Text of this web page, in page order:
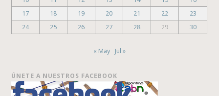
17
18 19 20 21 22
23
24
25 26 27 28 29 30
« May Jul »
ÚNETE A NUESTROS FACEBOOK